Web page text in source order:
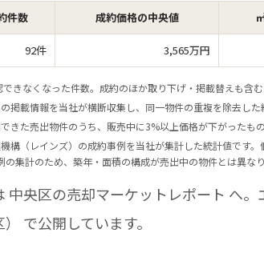
件数 成約価格の中央値
92件 3,565万円
きなくなった件数。成約のほか取り下げ・掲載替えも含む
掲載情報を当社が横断収集し、同一物件の重複を除去した
きた売出物件のうち、販売中に3%以上価格が下がったも
構（レインズ）の成約事例を当社が集計した統計値です
集計のため、築年・面積の構成が売出中の物件とは異な
中央区の売却マーケットレポート へ。
で公開しています。